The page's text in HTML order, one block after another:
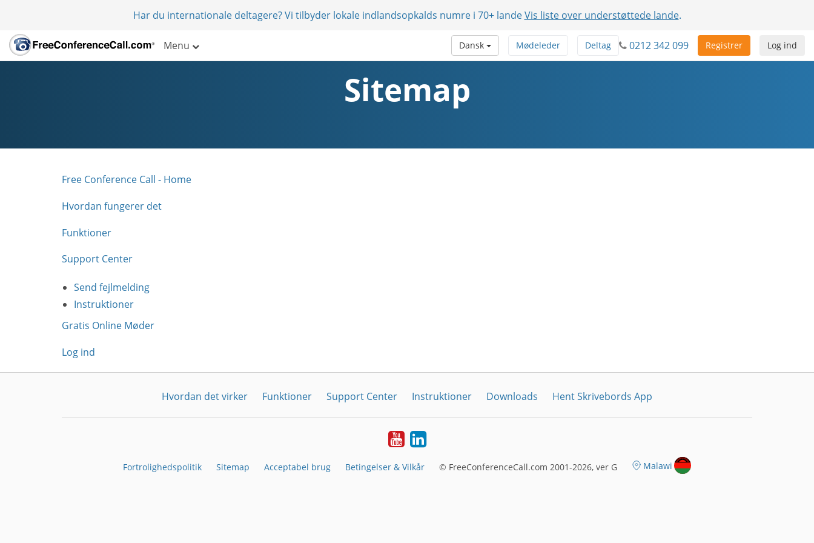
Har du internationale deltagere? Vi tilbyder lokale indlandsopkalds numre i 70+ landeVis liste over understøttede lande.
Menu Log ind
Registrer
0212 342 099
Deltag
Mødeleder
Dansk
Sitemap
Free Conference Call - Home
Hvordan fungerer det
Funktioner
Support Center
Send fejlmelding
Instruktioner
Gratis Online Møder
Log ind
Hvordan det virker Funktioner Support Center Instruktioner Downloads Hent Skrivebords App
YouTubeLinkedIn
Fortrolighedspolitik Sitemap Acceptabel brug Betingelser & Vilkår © FreeConferenceCall.com 2001-2026, ver G Malawi